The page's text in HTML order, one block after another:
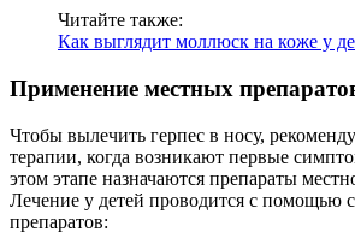
Читайте также:
Как выглядит моллюск на коже у
Применение местных
Чтобы вылечить герпес в носу,
терапии, когда возникают первые
этом этапе назначаются препараты
Лечение у детей проводится с помощью
препаратов: